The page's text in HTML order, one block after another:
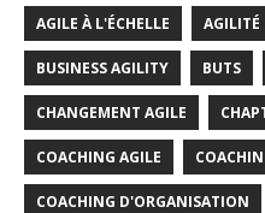
AGILE À L'ÉCHELLE AGILITÉ
BUSINESS AGILITY BUTS
CHANGEMENT AGILE
COACHING AGILE
COACHING D'ORGANISATION